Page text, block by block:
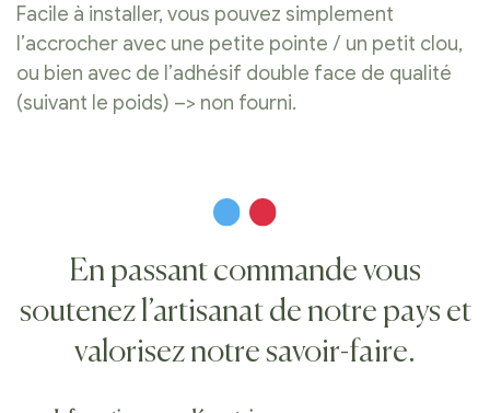
Facile à installer, vous pouvez simplement
l’accrocher avec une petite pointe / un petit clou,
ou bien avec de l’adhésif double face de qualité
(suivant le poids) –> non fourni.
En passant commande vous
soutenez l’artisanat de notre pays et
valorisez notre savoir-faire.